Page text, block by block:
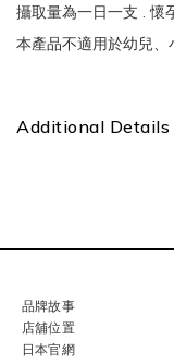
攝取量為一日一支 .懷
本產品不適用於幼兒、
Additional Details
品牌故事
店舖位置
日本官網